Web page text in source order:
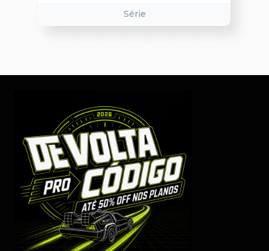
Série